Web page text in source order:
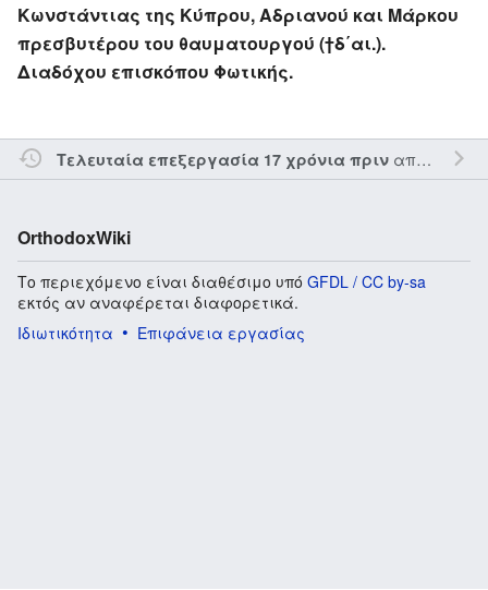
Κωνστάντιας της Κύπρου, Αδριανού και Μάρκου
πρεσβυτέρου του θαυματουργού (†δ΄αι.).
Διαδόχου επισκόπου Φωτικής.
Τελευταία επεξεργασία 17 χρόνια πριναπό τον την
OrthodoxWiki
Το περιεχόμενο είναι διαθέσιμο υπό GFDL / CC by-sa
εκτός αν αναφέρεται διαφορετικά.
Ιδιωτικότητα
Επιφάνεια εργασίας